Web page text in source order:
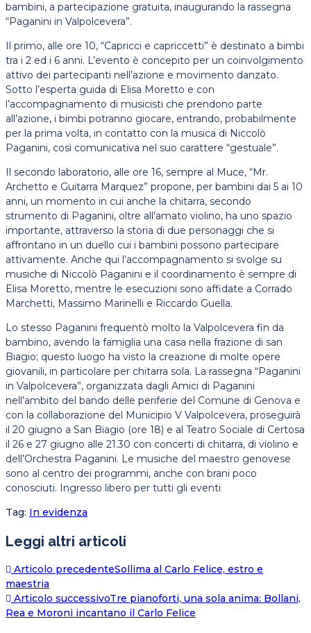
bambini, a partecipazione gratuita, inaugurando la rassegna
“Paganini in Valpolcevera”.
Il primo, alle ore 10, “Capricci e capriccetti” è destinato a bimbi
tra i 2 ed i 6 anni. L’evento è concepito per un coinvolgimento
attivo dei partecipanti nell’azione e movimento danzato.
Sotto l’esperta guida di Elisa Moretto e con
l’accompagnamento di musicisti che prendono parte
all’azione, i bimbi potranno giocare, entrando, probabilmente
per la prima volta, in contatto con la musica di Niccolò
Paganini, così comunicativa nel suo carattere “gestuale”.
Il secondo laboratorio, alle ore 16, sempre al Muce, “Mr.
Archetto e Guitarra Marquez” propone, per bambini dai 5 ai 10
anni, un momento in cui anche la chitarra, secondo
strumento di Paganini, oltre all’amato violino, ha uno spazio
importante, attraverso la storia di due personaggi che si
affrontano in un duello cui i bambini possono partecipare
attivamente. Anche qui l’accompagnamento si svolge su
musiche di Niccolò Paganini e il coordinamento è sempre di
Elisa Moretto, mentre le esecuzioni sono affidate a Corrado
Marchetti, Massimo Marinelli e Riccardo Guella.
Lo stesso Paganini frequentò molto la Valpolcevera fin da
bambino, avendo la famiglia una casa nella frazione di san
Biagio; questo luogo ha visto la creazione di molte opere
giovanili, in particolare per chitarra sola. La rassegna “Paganini
in Valpolcevera”, organizzata dagli Amici di Paganini
nell’ambito del bando delle periferie del Comune di Genova e
con la collaborazione del Municipio V Valpolcevera, proseguirà
il 20 giugno a San Biagio (ore 18) e al Teatro Sociale di Certosa
il 26 e 27 giugno alle 21.30 con concerti di chitarra, di violino e
dell’Orchestra Paganini. Le musiche del maestro genovese
sono al centro dei programmi, anche con brani poco
conosciuti. Ingresso libero per tutti gli eventi
Tag: In evidenza
Leggi altri articoli
Articolo precedenteSollima al Carlo Felice, estro e
maestria
Articolo successivoTre pianoforti, una sola anima: Bollani,
Rea e Moroni incantano il Carlo Felice